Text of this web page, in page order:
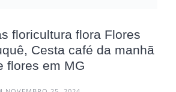
floricultura flora Flores
Cesta café da manhã
flores em MG